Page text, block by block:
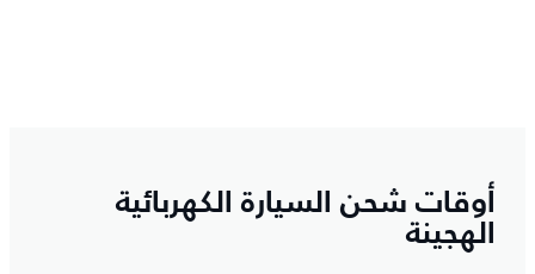
أوقات شحن السيارة الكهربائية
الهجينة